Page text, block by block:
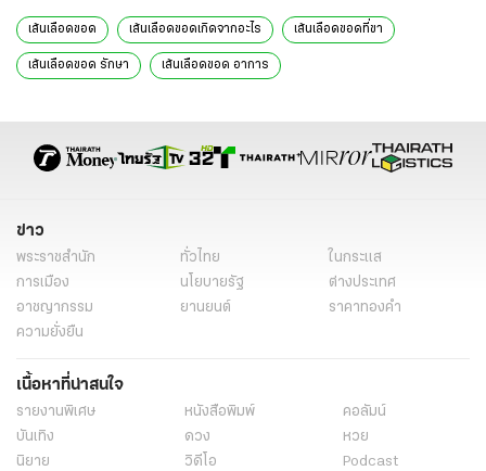
เส้นเลือดขอด เส้นเลือดขอดเกิดจากอะไร เส้นเลือดขอดที่ขา
เส้นเลือดขอด รักษา เส้นเลือดขอด อาการ
บทความสุขภาพ โรงพยาบาลพญาไท เครือโรงพยาบาลพญาไท-เปาโล
ข่าว
พระราชสำนัก ทั่วไทย
ในกระแส
การเมือง
นโยบายรัฐ
ต่างประเทศ
อาชญากรรม
ยานยนต์
ราคาทองคำ
ความยั่งยืน
เนื้อหาที่น่าสนใจ
รายงานพิเศษ หนังสือพิมพ์
คอลัมน์
บันเทิง
ดวง
หวย
นิยาย
วิดีโอ
Podcast